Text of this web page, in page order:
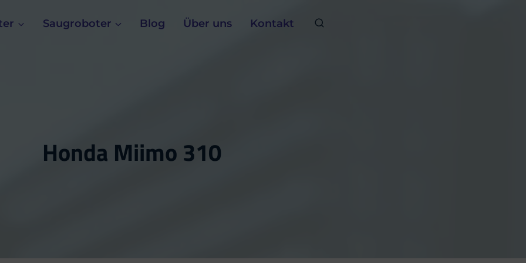
Saugroboter Blog Über uns Kontakt
Honda Miimo 310